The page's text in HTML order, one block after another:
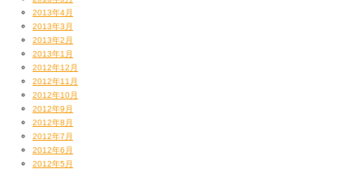
2013年4月
2013年3月
2013年2月
2013年1月
2012年12月
2012年11月
2012年10月
2012年9月
2012年8月
2012年7月
2012年6月
2012年5月